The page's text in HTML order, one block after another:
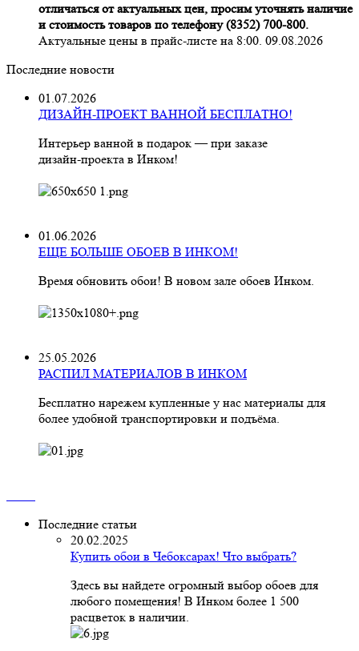
отличаться от актуальных цен, просим уточнять наличие
и стоимость товаров по телефону (8352) 700-800.
Актуальные цены в прайс-листе на 8:00. 09.08.2026
Последние новости
01.07.2026
ДИЗАЙН-ПРОЕКТ ВАННОЙ БЕСПЛАТНО!
Интерьер ванной в подарок — при заказе
дизайн‑проекта в Инком!
01.06.2026
ЕЩЕ БОЛЬШЕ ОБОЕВ В ИНКОМ!
Время обновить обои! В новом зале обоев Инком.
25.05.2026
РАСПИЛ МАТЕРИАЛОВ В ИНКОМ
Бесплатно нарежем купленные у нас материалы для
более удобной транспортировки и подъёма.
Последние статьи
20.02.2025
Купить обои в Чебоксарах! Что выбрать?
Здесь вы найдете огромный выбор обоев для
любого помещения! В Инком более 1 500
расцветок в наличии.